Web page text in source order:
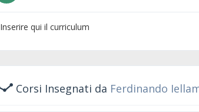
Inserire qui il curriculum
Corsi Insegnati da Ferdinando